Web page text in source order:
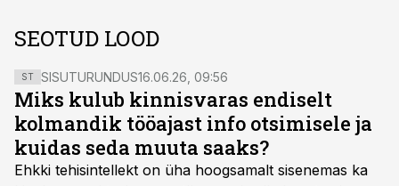
SEOTUD LOOD
ST SISUTURUNDUS16.06.26, 09:56
Miks kulub kinnisvaras endiselt
kolmandik tööajast info otsimisele ja
kuidas seda muuta saaks?
Ehkki tehisintellekt on üha hoogsamalt sisenemas ka